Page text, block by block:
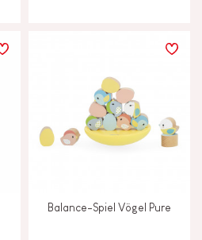
Balance-Spiel Vögel Pure